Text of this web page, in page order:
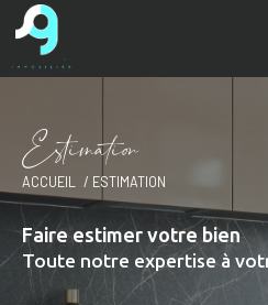
Esimaio
ACCUEIL ESTIMATION
Faire estimer votre bien
Toute notre expertise à